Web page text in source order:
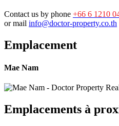
Contact us by phone +66 6 1210
or mail info@doctor-property.co.th
Emplacement
Mae Nam
Emplacements à